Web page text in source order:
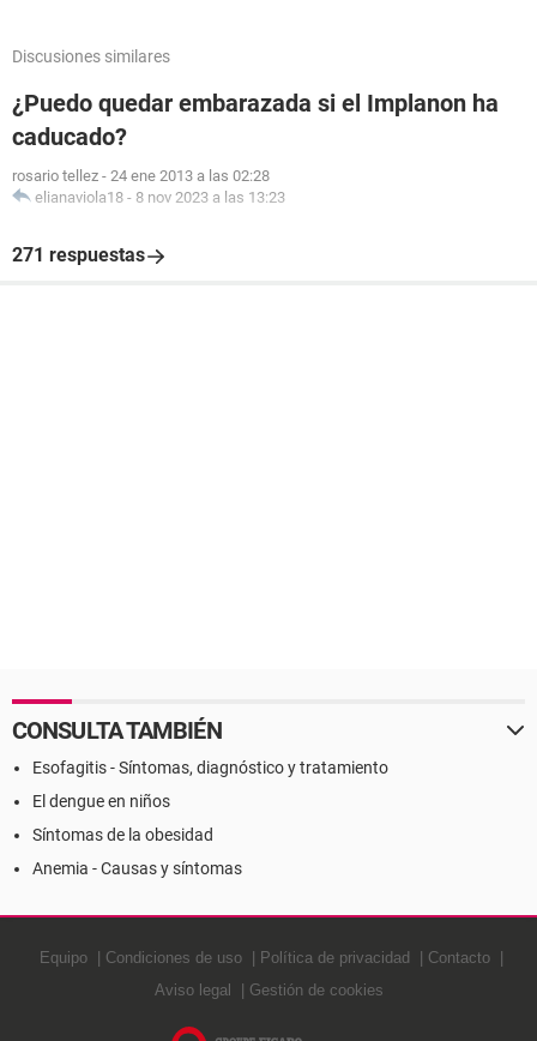
Discusiones similares
¿Puedo quedar embarazada si el Implanon ha
caducado?
rosario tellez - 24 ene 2013 a las 02:28
elianaviola18 - 8 nov 2023 a las 13:23
271 respuestas
CONSULTA TAMBIÉN
Esofagitis - Síntomas, diagnóstico y tratamiento
El dengue en niños
Síntomas de la obesidad
Anemia - Causas y síntomas
Equipo Condiciones de uso Política de privacidad
Contacto
Aviso legal
Gestión de cookies